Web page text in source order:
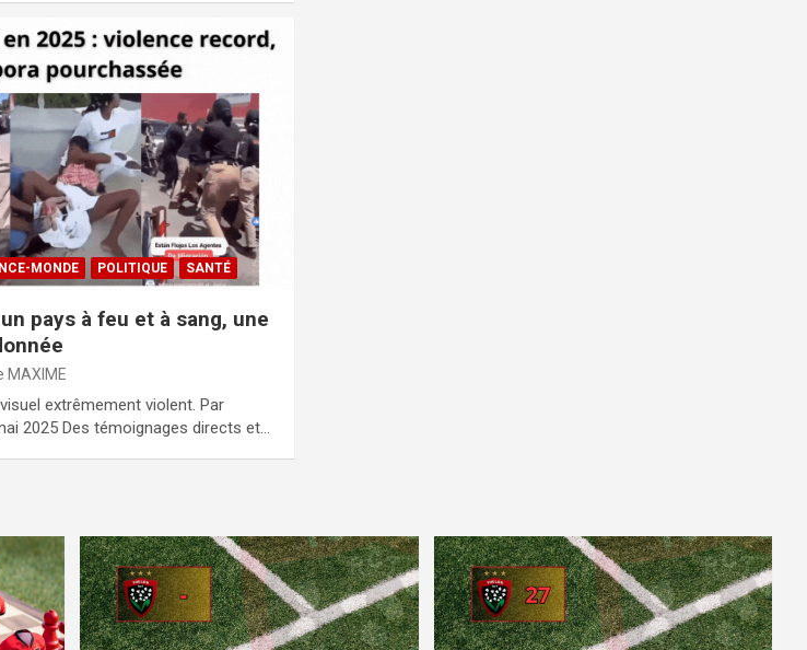
MONDE POLITIQUE SANTÉ
pays à feu et à sang, une
MAXIME
extrêmement violent. Par
2025 Des témoignages directs et…